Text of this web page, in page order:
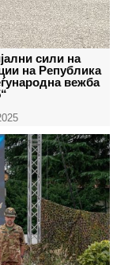
сили на
на Република
вежба